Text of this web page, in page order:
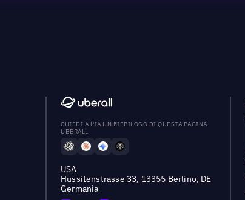
CHIEDI A L'IA UN RIEPILOGO DI QUESTA PAGINA
UBERALL
USA
Hussitenstrasse 33, 13355 Berlino, DE
Germania